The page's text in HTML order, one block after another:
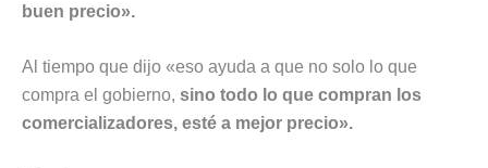
buen precio».
Al tiempo que dijo «eso ayuda a que no solo lo que
compra el gobierno, sino todo lo que compran los
comercializadores, esté a mejor precio».